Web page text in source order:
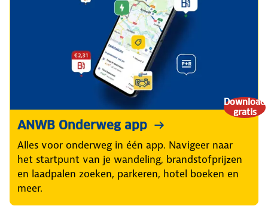
Download
gratis
ANWB Onderweg app
Alles voor onderweg in één app. Navigeer naar
het startpunt van je wandeling, brandstofprijzen
en laadpalen zoeken, parkeren, hotel boeken en
meer.